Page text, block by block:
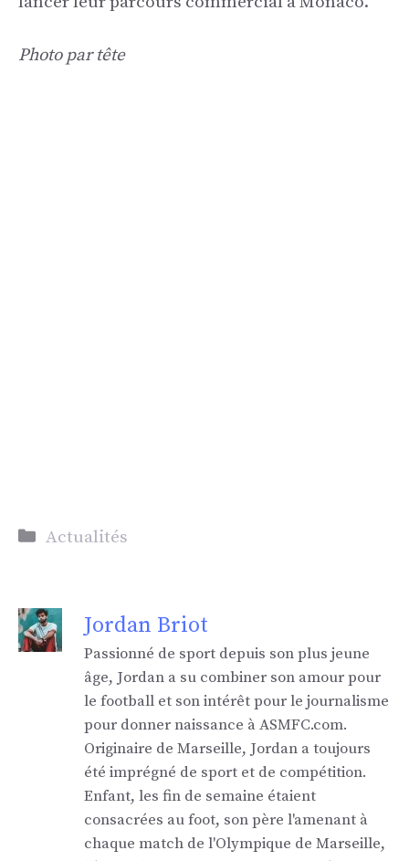
Photo par tête
Catégories
Actualités
Jordan Briot
Passionné de sport depuis son plus jeune
âge, Jordan a su combiner son amour pour
le football et son intérêt pour le journalisme
pour donner naissance à ASMFC.com.
Originaire de Marseille, Jordan a toujours
été imprégné de sport et de compétition.
Enfant, les fin de semaine étaient
consacrées au foot, son père l'amenant à
chaque match de l'Olympique de Marseille,